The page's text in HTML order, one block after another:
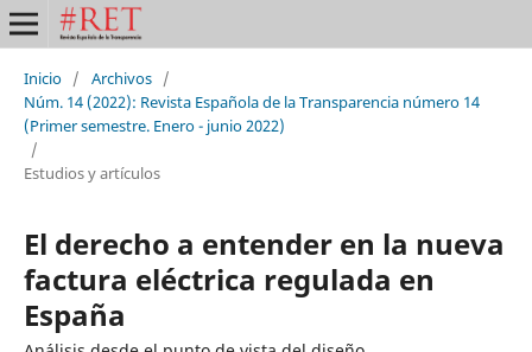
Inicio / Archivos /
Núm. 14 (2022): Revista Española de la Transparencia número 14
(Primer semestre. Enero - junio 2022)
/
Estudios y artículos
El derecho a entender en la nueva
factura eléctrica regulada en
España